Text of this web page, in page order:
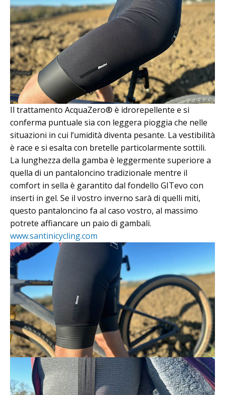
Il trattamento AcquaZero® è idrorepellente e si
conferma puntuale sia con leggera pioggia che nelle
situazioni in cui l’umidità diventa pesante. La vestibilità
è race e si esalta con bretelle particolarmente sottili.
La lunghezza della gamba è leggermente superiore a
quella di un pantaloncino tradizionale mentre il
comfort in sella è garantito dal fondello GITevo con
inserti in gel. Se il vostro inverno sarà di quelli miti,
questo pantaloncino fa al caso vostro, al massimo
potrete affiancare un paio di gambali.
www.santinicycling.com